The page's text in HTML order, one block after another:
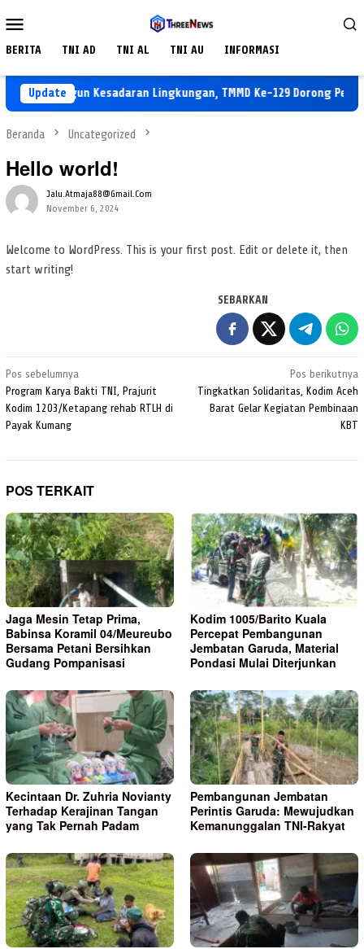
ke
Mobile
BERITA TNI AD TNI AL TNI AU INFORMASI
Update
Membangun Kesadaran Lingkungan, TMMD Ke-129 Dorong
Beranda Uncategorized
Hello world!
Jalu.atmaja88@gmail.com
November 6, 2024
Welcome to WordPress. This is your first post. Edit or delete it, then
start writing!
SEBARKAN
Navigasi
pos
Pos sebelumnya
Program Karya Bakti TNI, Prajurit
Kodim 1203/Ketapang rehab RTLH di
Payak Kumang
Pos berikutnya
Tingkatkan Solidaritas, Kodim Aceh
Barat Gelar Kegiatan Pembinaan
KBT
POS TERKAIT
Jaga Mesin Tetap Prima,
Babinsa Koramil 04/Meureubo
Bersama Petani Bersihkan
Gudang Pompanisasi
Kodim 1005/Barito Kuala
Percepat Pembangunan
Jembatan Garuda, Material
Pondasi Mulai Diterjunkan
Kecintaan Dr. Zuhria Novianty
Terhadap Kerajinan Tangan
yang Tak Pernah Padam
Pembangunan Jembatan
Perintis Garuda: Mewujudkan
Kemanunggalan TNI-Rakyat